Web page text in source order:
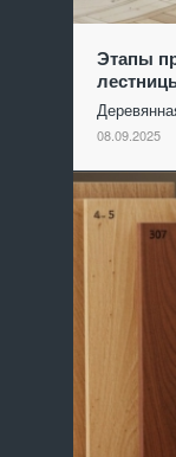
Этапы
08.09.2025